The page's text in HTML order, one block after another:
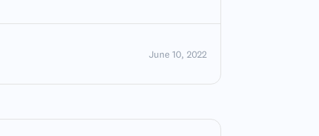
June 10, 2022